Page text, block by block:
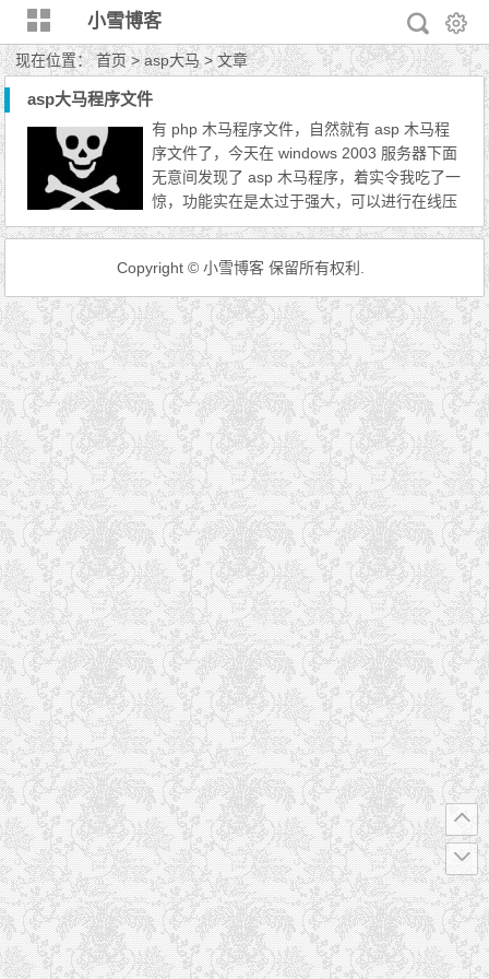
小雪博客
现在位置：首页> asp大马 > 文章
asp大马程序文件
有 php 木马程序文件，自然就有 asp 木马程
序文件了，今天在 windows 2003 服务器下面
无意间发现了 asp 木马程序，着实令我吃了一
惊，功能实在是太过于强大，可以进行在线压
缩打包下载所有源代码和数据库，还可以随意
录，还可以在所有网站文件中添加“赌博、彩
票”之类的源码，赶紧删除掉吧，还删除不
掉，有的 asp 木马直接隐藏了，还不是一个 a
sp 木马，在好几个根...
Copyright © 小雪博客 保留所有权利.